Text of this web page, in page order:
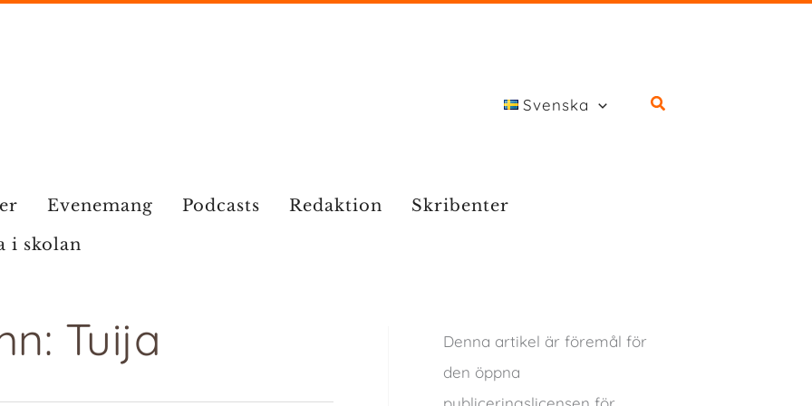
Svenska
Evenemang Podcasts Redaktion
Skribenter
i skolan
Tuija
Denna artikel är föremål för
den öppna